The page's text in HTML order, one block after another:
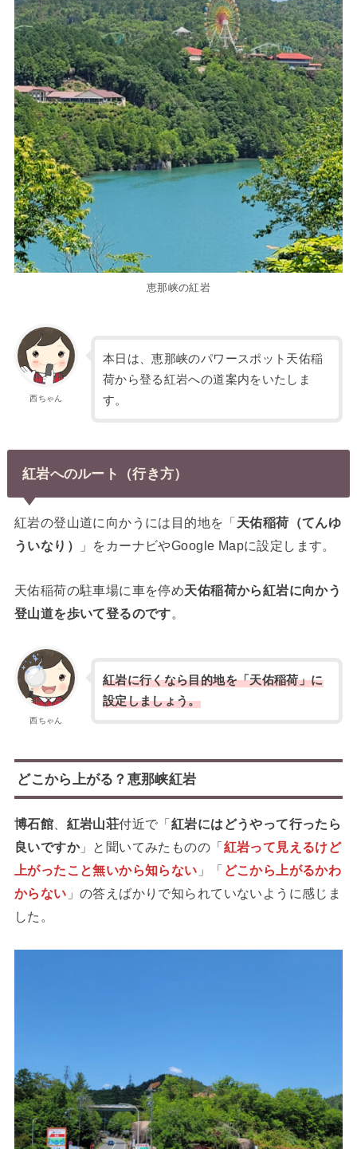
恵那峡の紅岩
西ちゃん
本日は、恵那峡のパワースポット天佑稲
荷から登る紅岩への道案内をいたしま
す。
紅岩へのルート（行き方）
紅岩の登山道に向かうには目的地を「天佑稲荷（てんゆ
ういなり）
」をカーナビやGoogle Mapに設定します。
天佑稲荷の駐車場に車を停め天佑稲荷から紅岩に向かう
登山道を歩いて登るのです。
西ちゃん
紅岩に行くなら目的地を「天佑稲荷」に
設定しましょう。
どこから上がる？恵那峡紅岩
博石館 紅岩山荘付近で「 紅岩にはどうやって行ったら
良いですか」と聞いてみたものの「 紅岩って見えるけど
上がったこと無いから知らない 」「 どこから上がるかわ
からない 」の答えばかりで知られていないように感じま
した。